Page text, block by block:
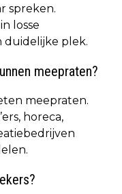
spreken.
losse
duidelijke plek.
meepraten?
meepraten.
horeca,